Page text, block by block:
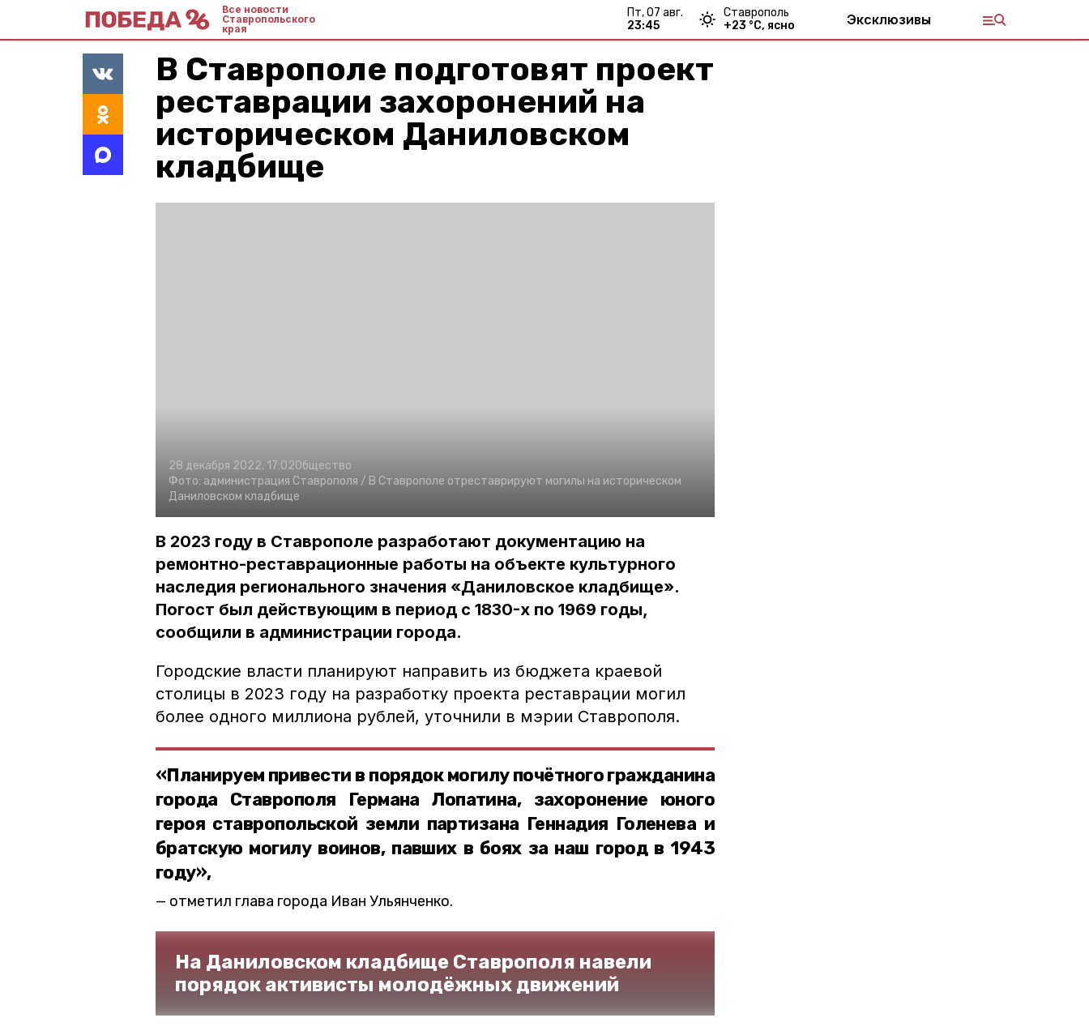
Все новости
Ставропольского
края
пт, 07 авг.
23:45
Ставрополь
+23 °С, ясно Эксклюзивы
В Ставрополе подготовят проект
реставрации захоронений на
историческом Даниловском
кладбище
28 декабря 2022, 17:02Общество
Фото: администрация Ставрополя / В Ставрополе отреставрируют могилы на историческом
Даниловском кладбище
В 2023 году в Ставрополе разработают документацию на
ремонтно-реставрационные работы на объекте культурного
наследия регионального значения «Даниловское кладбище».
Погост был действующим в период с 1830-х по 1969 годы,
сообщили в администрации города.
Городские власти планируют направить из бюджета краевой
столицы в 2023 году на разработку проекта реставрации могил
более одного миллиона рублей, уточнили в мэрии Ставрополя.
«Планируем привести в порядок могилу почётного гражданина
города Ставрополя Германа Лопатина, захоронение юного
героя ставропольской земли партизана Геннадия Голенева и
братскую могилу воинов, павших в боях за наш город в 1943
году»,
отметил глава города Иван Ульянченко.
На Даниловском кладбище Ставрополя навели
порядок активисты молодёжных движений